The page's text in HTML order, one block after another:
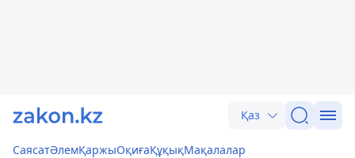
Қаз
СаясатӘлемҚаржыОқиғаҚұқықМақалалар